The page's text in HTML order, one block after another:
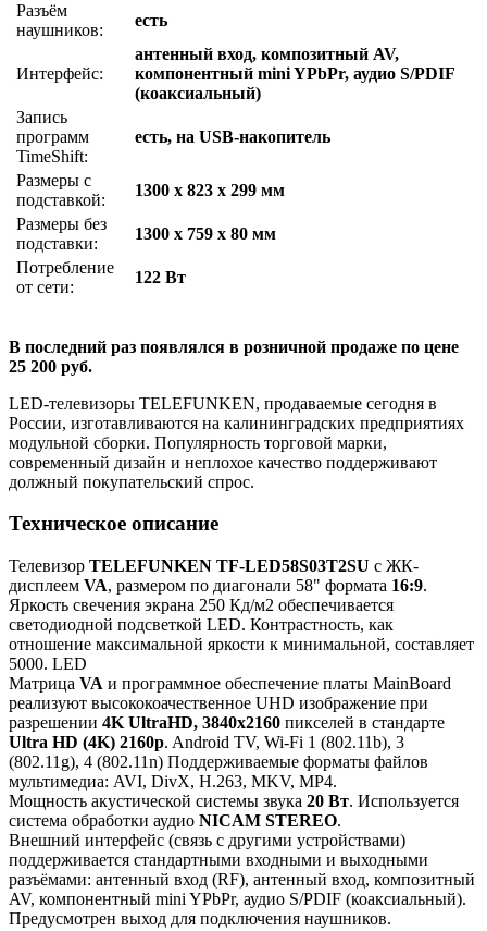
Разъём
наушников:
есть
Интерфейс:
антенный вход, композитный AV,
компонентный mini YPbPr, аудио S/PDIF
(коаксиальный)
Запись
программ
TimeShift:
есть, на USB-накопитель
Размеры с
подставкой:
1300 x 823 x 299 мм
Размеры без
подставки:
1300 x 759 x 80 мм
Потребление
от сети:
122 Вт
В последний раз появлялся в розничной продаже по цене
25 200 руб.
LED-телевизоры TELEFUNKEN, продаваемые сегодня в
России, изготавливаются на калининградских предприятиях
модульной сборки. Популярность торговой марки,
современный дизайн и неплохое качество поддерживают
должный покупательский спрос.
Техническое описание
Телевизор TELEFUNKEN TF-LED58S03T2SU с ЖК-
дисплеем VA, размером по диагонали 58" формата 16:9.
Яркость свечения экрана 250 Кд/м2 обеспечивается
светодиодной подсветкой LED. Контрастность, как
отношение максимальной яркости к минимальной, составляет
5000. LED
Матрица VA и программное обеспечение платы MainBoard
реализуют высококоачественное UHD изображение при
разрешении 4K UltraHD, 3840x2160 пикселей в стандарте
Ultra HD (4K) 2160p. Android TV, Wi-Fi 1 (802.11b), 3
(802.11g), 4 (802.11n) Поддерживаемые форматы файлов
мультимедиа: AVI, DivX, H.263, MKV, MP4.
Мощность акустической системы звука 20 Вт. Используется
система обработки аудио NICAM STEREO.
Внешний интерфейс (связь с другими устройствами)
поддерживается стандартными входными и выходными
разъёмами: антенный вход (RF), антенный вход, композитный
AV, компонентный mini YPbPr, аудио S/PDIF (коаксиальный).
Предусмотрен выход для подключения наушников.